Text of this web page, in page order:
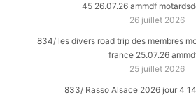
45 26.07.26 ammdf
26 juillet 2026
834/ les divers road trip des membres
france 25.07.26
25 juillet 2026
833/ Rasso Alsace 2026 jour 4